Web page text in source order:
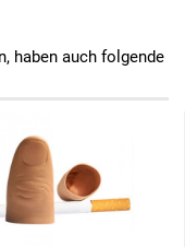
haben auch folgende